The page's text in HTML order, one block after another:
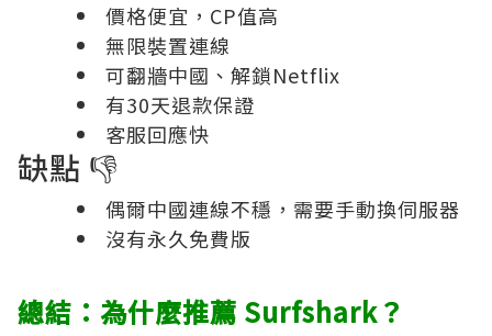
價格便宜，CP值高
無限裝置連線
可翻牆中國、解鎖Netflix
有30天退款保證
客服回應快
缺點 👎
偶爾中國連線不穩，需要手動換伺服器
沒有永久免費版
總結：為什麼推薦 Surfshark？